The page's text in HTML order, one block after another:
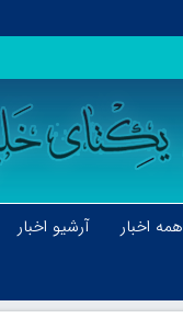
همه اخبار آرشیو اخبار